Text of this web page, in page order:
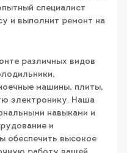
специалист
и выполнит ремонт на
различных видов
машины, плиты,
электронику. Наша
навыками и
и
обеспечить высокое